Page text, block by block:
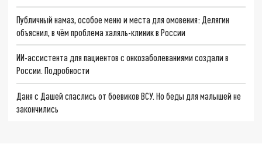
Публичный намаз, особое меню и места для омовения: Делягин
объяснил, в чём проблема халяль-клиник в России
ИИ-ассистента для пациентов с онкозаболеваниями создали в
России. Подробности
Даня с Дашей спаслись от боевиков ВСУ. Но беды для малышей не
закончились